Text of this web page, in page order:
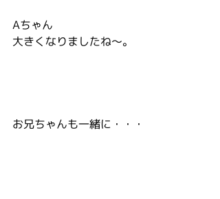
Aちゃん
大きくなりましたね〜。
お兄ちゃんも一緒に・・・